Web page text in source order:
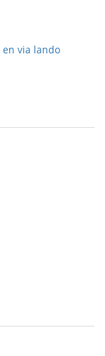
via lando